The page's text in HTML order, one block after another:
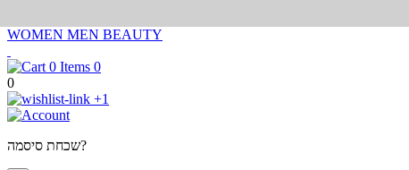
WOMEN MEN BEAUTY
0
0
+1
שכחת סיסמה?